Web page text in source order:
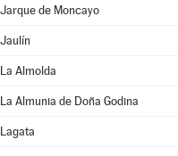
Jarque de Moncayo
Jaulín
La Almolda
La Almunia de Doña Godina
Lagata